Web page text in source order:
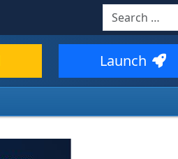
Search
Launch